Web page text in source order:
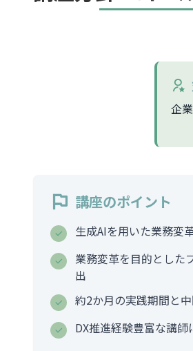
企
講座のポイント
生成AIを用いた業務変
業務変革を目的とした
出
約2か月の実践期間と
DX推進経験豊富な講